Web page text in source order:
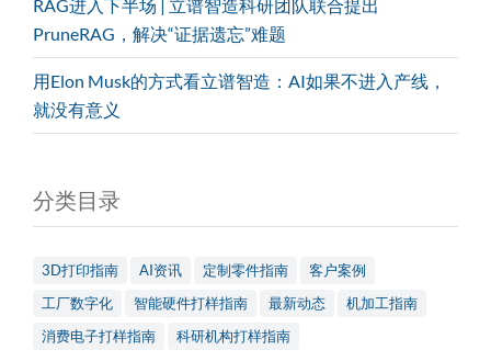
RAG进入下半场 | 立谱智造科研团队联合提出
PruneRAG，解决“证据遗忘”难题
用Elon Musk的方式看立谱智造：AI如果不进入产线，
就没有意义
分类目录
3D打印指南 AI资讯 定制零件指南
客户案例
工厂数字化
智能硬件打样指南 最新动态
机加工指南
消费电子打样指南
科研机构打样指南